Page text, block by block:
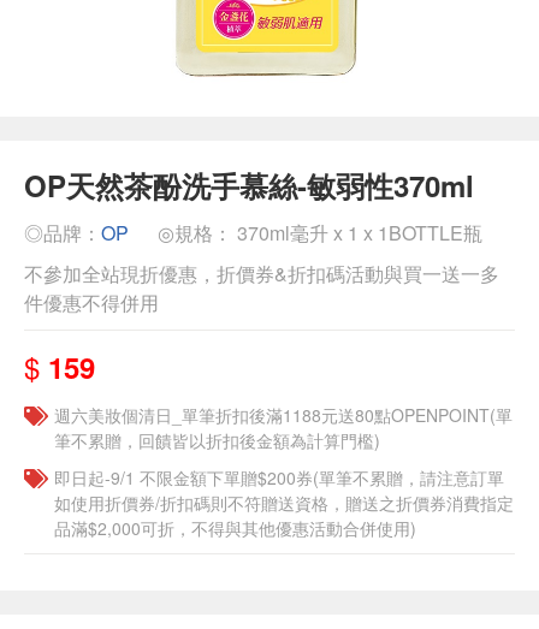
OP天然茶酚洗手慕絲-敏弱性370ml
◎品牌： OP
◎規格： 370ml毫升 x 1 x 1BOTTLE瓶
不參加全站現折優惠，折價券&折扣碼活動與買一送一多
件優惠不得併用
$ 159
週六美妝個清日_單筆折扣後滿1188元送80點OPENPOINT(單
筆不累贈，回饋皆以折扣後金額為計算門檻)
即日起-9/1 不限金額下單贈$200券(單筆不累贈，請注意訂單
如使用折價券/折扣碼則不符贈送資格，贈送之折價券消費指定
品滿$2,000可折，不得與其他優惠活動合併使用)